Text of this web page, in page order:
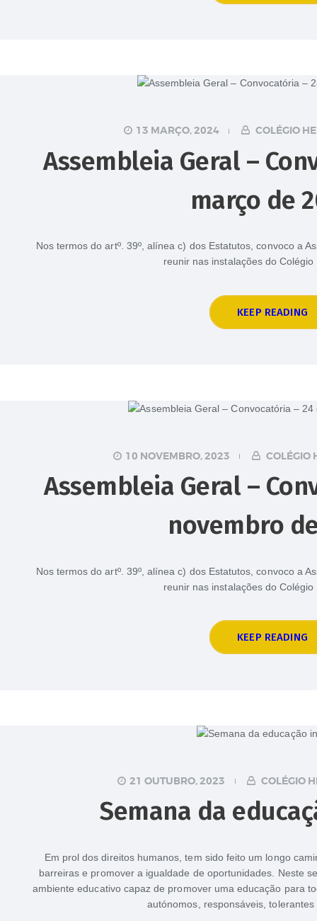
13 MARÇO, 2024 COLÉGIO
Assembleia Geral –
março de
Nos termos do artº. 39º, alínea c) dos Estatutos, convoco a
reunir nas instalações do
KEEP READING
10 NOVEMBRO, 2023 COLÉGIO
Assembleia Geral –
novembro
Nos termos do artº. 39º, alínea c) dos Estatutos, convoco a
reunir nas instalações do
KEEP READING
21 OUTUBRO, 2023 COLÉGIO
Semana da
Em prol dos direitos humanos, tem sido feito um longo
barreiras e promover a igualdade de oportunidades. Neste
ambiente educativo capaz de promover uma educação para
autónomos, responsáveis,